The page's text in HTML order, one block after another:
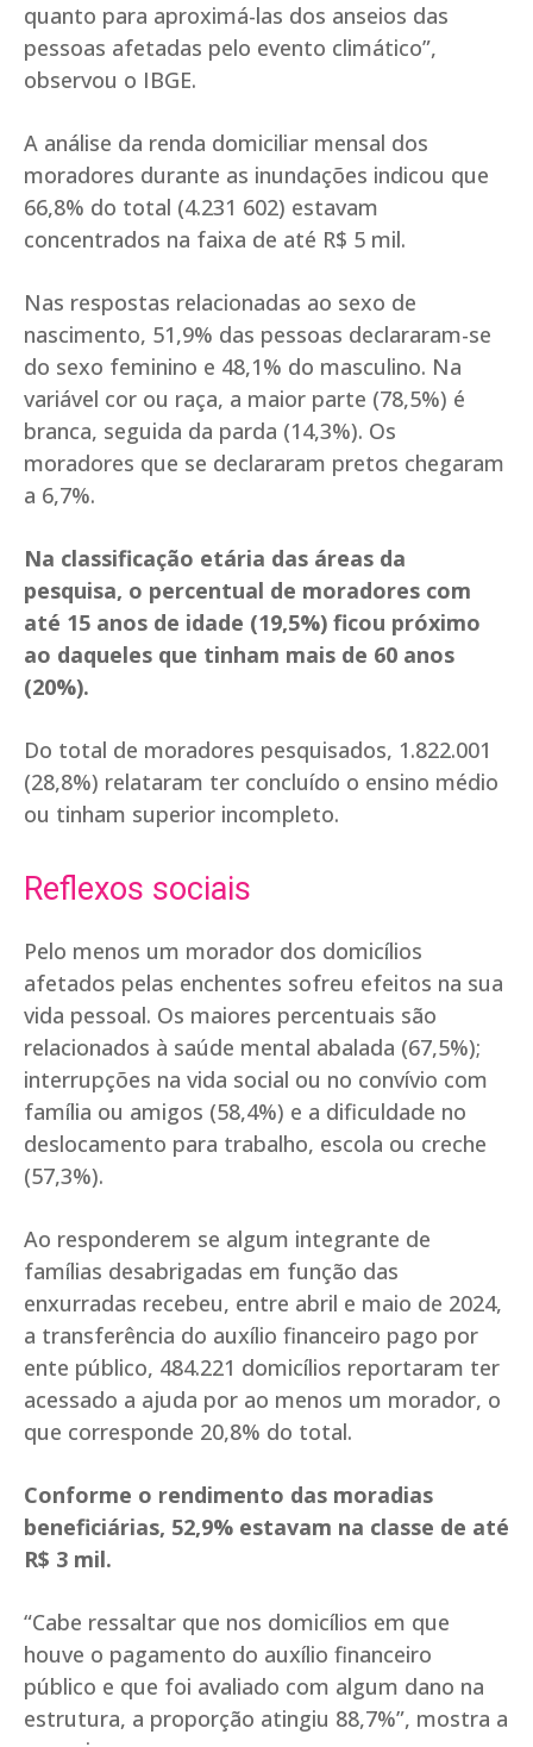
quanto para aproximá-las dos anseios das
pessoas afetadas pelo evento climático”,
observou o IBGE.
A análise da renda domiciliar mensal dos
moradores durante as inundações indicou que
66,8% do total (4.231 602) estavam
concentrados na faixa de até R$ 5 mil.
Nas respostas relacionadas ao sexo de
nascimento, 51,9% das pessoas declararam-se
do sexo feminino e 48,1% do masculino. Na
variável cor ou raça, a maior parte (78,5%) é
branca, seguida da parda (14,3%). Os
moradores que se declararam pretos chegaram
a 6,7%.
Na classificação etária das áreas da
pesquisa, o percentual de moradores com
até 15 anos de idade (19,5%) ficou próximo
ao daqueles que tinham mais de 60 anos
(20%).
Do total de moradores pesquisados, 1.822.001
(28,8%) relataram ter concluído o ensino médio
ou tinham superior incompleto.
Reflexos sociais
Pelo menos um morador dos domicílios
afetados pelas enchentes sofreu efeitos na sua
vida pessoal. Os maiores percentuais são
relacionados à saúde mental abalada (67,5%);
interrupções na vida social ou no convívio com
família ou amigos (58,4%) e a dificuldade no
deslocamento para trabalho, escola ou creche
(57,3%).
Ao responderem se algum integrante de
famílias desabrigadas em função das
enxurradas recebeu, entre abril e maio de 2024,
a transferência do auxílio financeiro pago por
ente público, 484.221 domicílios reportaram ter
acessado a ajuda por ao menos um morador, o
que corresponde 20,8% do total.
Conforme o rendimento das moradias
beneficiárias, 52,9% estavam na classe de até
R$ 3 mil.
“Cabe ressaltar que nos domicílios em que
houve o pagamento do auxílio financeiro
público e que foi avaliado com algum dano na
estrutura, a proporção atingiu 88,7%”, mostra a